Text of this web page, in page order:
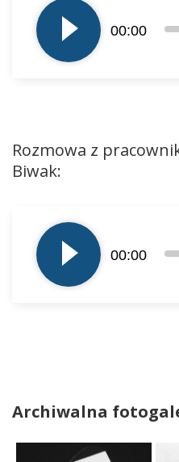
plików
dźwiękowych
00:00
Rozmowa z
Biwak:
plików
dźwiękowych
00:00
Archiwalna